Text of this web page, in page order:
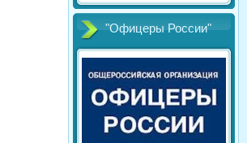
"Офицеры России"